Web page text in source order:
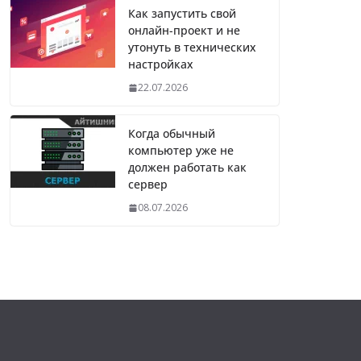
Как запустить свой
онлайн-проект и не
утонуть в технических
настройках
22.07.2026
Когда обычный
компьютер уже не
должен работать как
сервер
08.07.2026